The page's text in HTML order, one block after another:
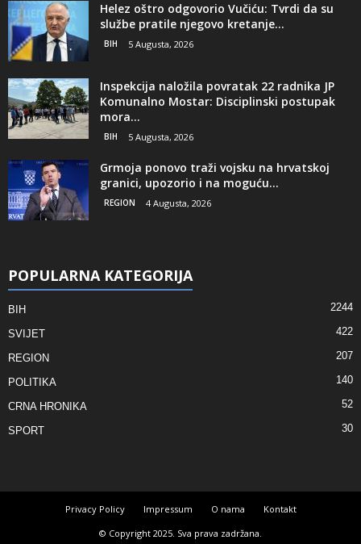
Helez oštro odgovorio Vučiću: Tvrdi da su
službe pratile njegovo kretanje...
BIH 5 Augusta, 2026
Inspekcija naložila povratak 22 radnika JP
Komunalno Mostar: Disciplinski postupak
mora...
BIH 5 Augusta, 2026
Grmoja ponovo traži vojsku na hrvatskoj
granici, upozorio i na moguću...
REGION 4 Augusta, 2026
POPULARNA KATEGORIJA
BIH 2244
SVIJET 422
REGION 207
POLITIKA 140
CRNA HRONIKA 52
SPORT 30
Privacy Policy Impressum O nama
Kontakt
© Copyright 2025. Sva prava zadržana.